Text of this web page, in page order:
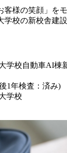
様の笑顔」を
校の新校舎建
学校自動車AI棟
1年検査：済み)
学校